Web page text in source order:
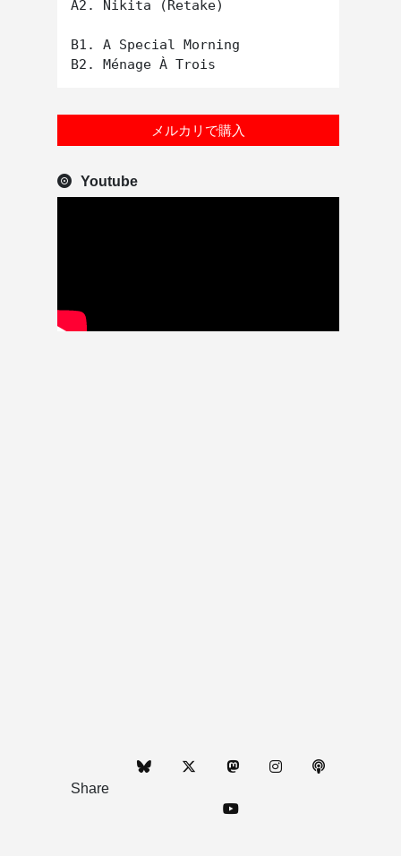
A2. Nikita (Retake)
B1. A Special Morning
メルカリで購入
Youtube
Share